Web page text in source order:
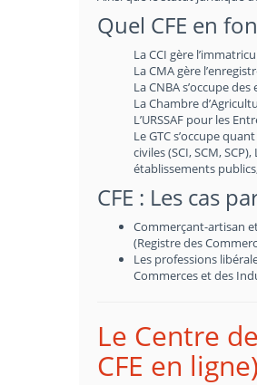
Quel CFE en
La CCI gère
La CMA gère
La CNBA s’occupe
La Chambre
L’URSSAF pour les
Le GTC s’occupe
civiles (SCI, SCM,
établissements
CFE : Les cas
Commerçant-artisan
(Registre des
Les professions
Commerces et des
Le Centre
CFE en ligne)